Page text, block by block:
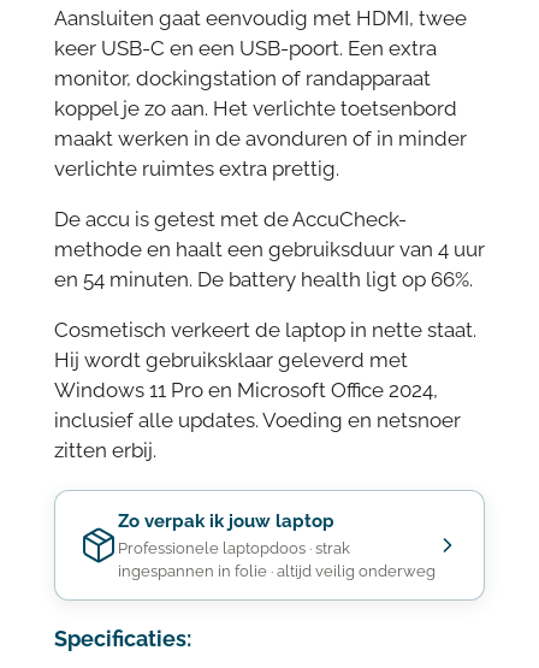
Aansluiten gaat eenvoudig met HDMI, twee
keer USB-C en een USB-poort. Een extra
monitor, dockingstation of randapparaat
koppel je zo aan. Het verlichte toetsenbord
maakt werken in de avonduren of in minder
verlichte ruimtes extra prettig.
De accu is getest met de AccuCheck-
methode en haalt een gebruiksduur van 4 uur
en 54 minuten. De battery health ligt op 66%.
Cosmetisch verkeert de laptop in nette staat.
Hij wordt gebruiksklaar geleverd met
Windows 11 Pro en Microsoft Office 2024,
inclusief alle updates. Voeding en netsnoer
zitten erbij.
Zo verpak ik jouw laptop
Professionele laptopdoos · strak
ingespannen in folie · altijd veilig onderweg
Specificaties: